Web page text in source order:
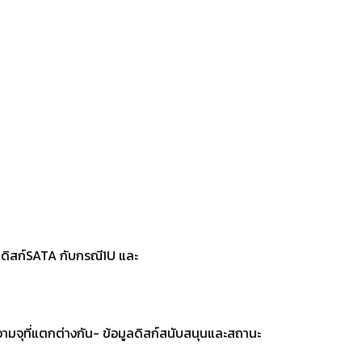
ก์SATA กับกรณี1U และ
มจุที่แตกต่างกัน- ข้อมูลดิสก์สนับสนุนและสถานะ